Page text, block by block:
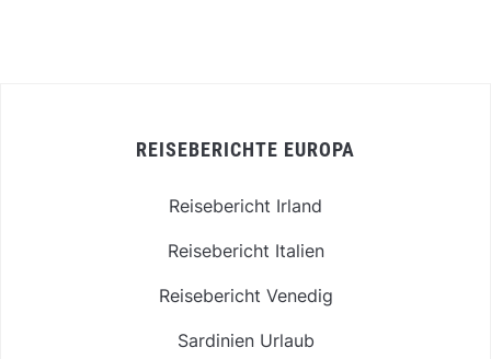
REISEBERICHTE EUROPA
Reisebericht Irland
Reisebericht Italien
Reisebericht Venedig
Sardinien Urlaub